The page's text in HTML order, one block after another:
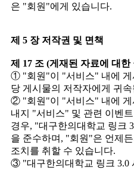
은 "회원"에게 있습니다.
제 5 장 저작권 및 면책
제 17 조 (게재된 자료에 대한
① "회원"이 "서비스" 내에 게
당 게시물의 저작자에게 귀
② "회원"이 "서비스" 내에 게
내지 "서비스" 및 관련 이벤
경우, "대구한의대학교 링크
을 준수하며, "회원"은 언제
조치를 취할 수 있습니다.
③ "대구한의대학교 링크 3.0